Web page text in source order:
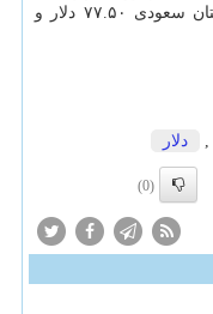
کردند، در حالی که این رقم برای عربستان سعودی ۷۷.۵۰ دلار و
, دلار
(0)